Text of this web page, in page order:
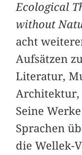
Ecological
without
acht
Aufsätzen
Literatur,
Architektur,
Seine
Sprachen
die Wellek-